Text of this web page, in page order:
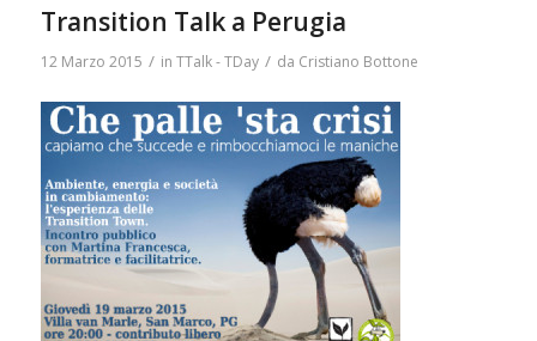
Transition Talk a Perugia
12 Marzo 2015 / in TTalk - TDay / da Cristiano Bottone